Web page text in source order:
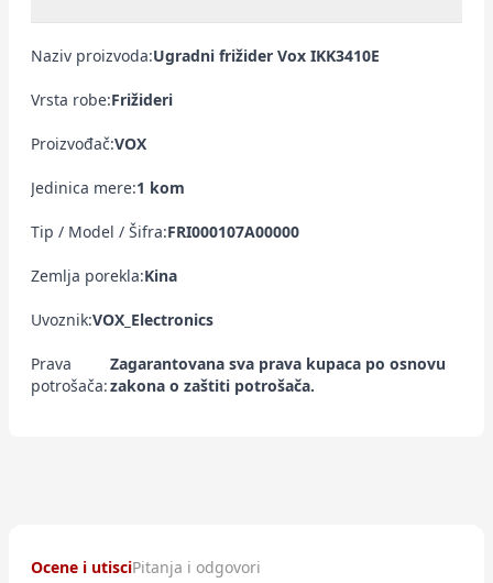
Naziv proizvoda:Ugradni frižider Vox IKK3410E
Vrsta robe:Frižideri
Proizvođač:VOX
Jedinica mere:1 kom
Tip / Model / Šifra:FRI000107A00000
Zemlja porekla:Kina
Uvoznik:VOX_Electronics
Prava
potrošača:
Zagarantovana sva prava kupaca po osnovu
zakona o zaštiti potrošača.
Ocene i utisciPitanja i odgovori